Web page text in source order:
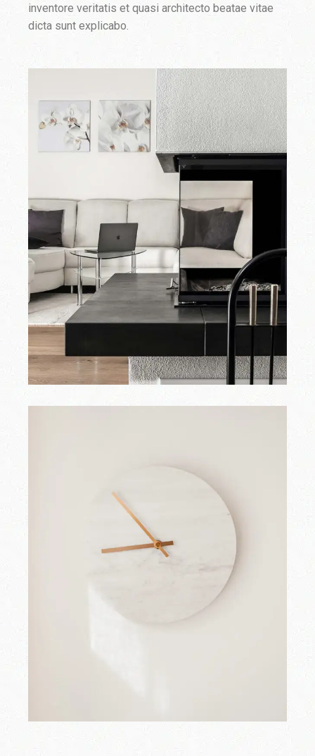
inventore veritatis et quasi architecto beatae vitae
dicta sunt explicabo.